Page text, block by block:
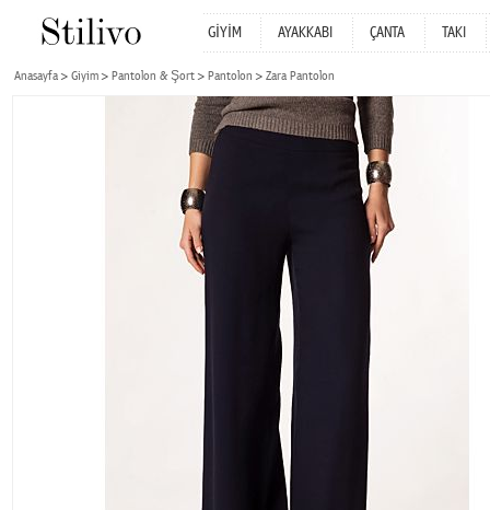
GİYİM AYAKKABI ÇANTA TAKI
Anasayfa Giyim Pantolon & Şort Pantolon Zara Pantolon